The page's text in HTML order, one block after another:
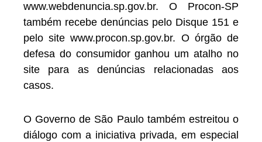
www.webdenuncia.sp.gov.br. O Procon-SP
também recebe denúncias pelo Disque 151 e
pelo site www.procon.sp.gov.br. O órgão de
defesa do consumidor ganhou um atalho no
site para as denúncias relacionadas aos
casos.
O Governo de São Paulo também estreitou o
diálogo com a iniciativa privada, em especial